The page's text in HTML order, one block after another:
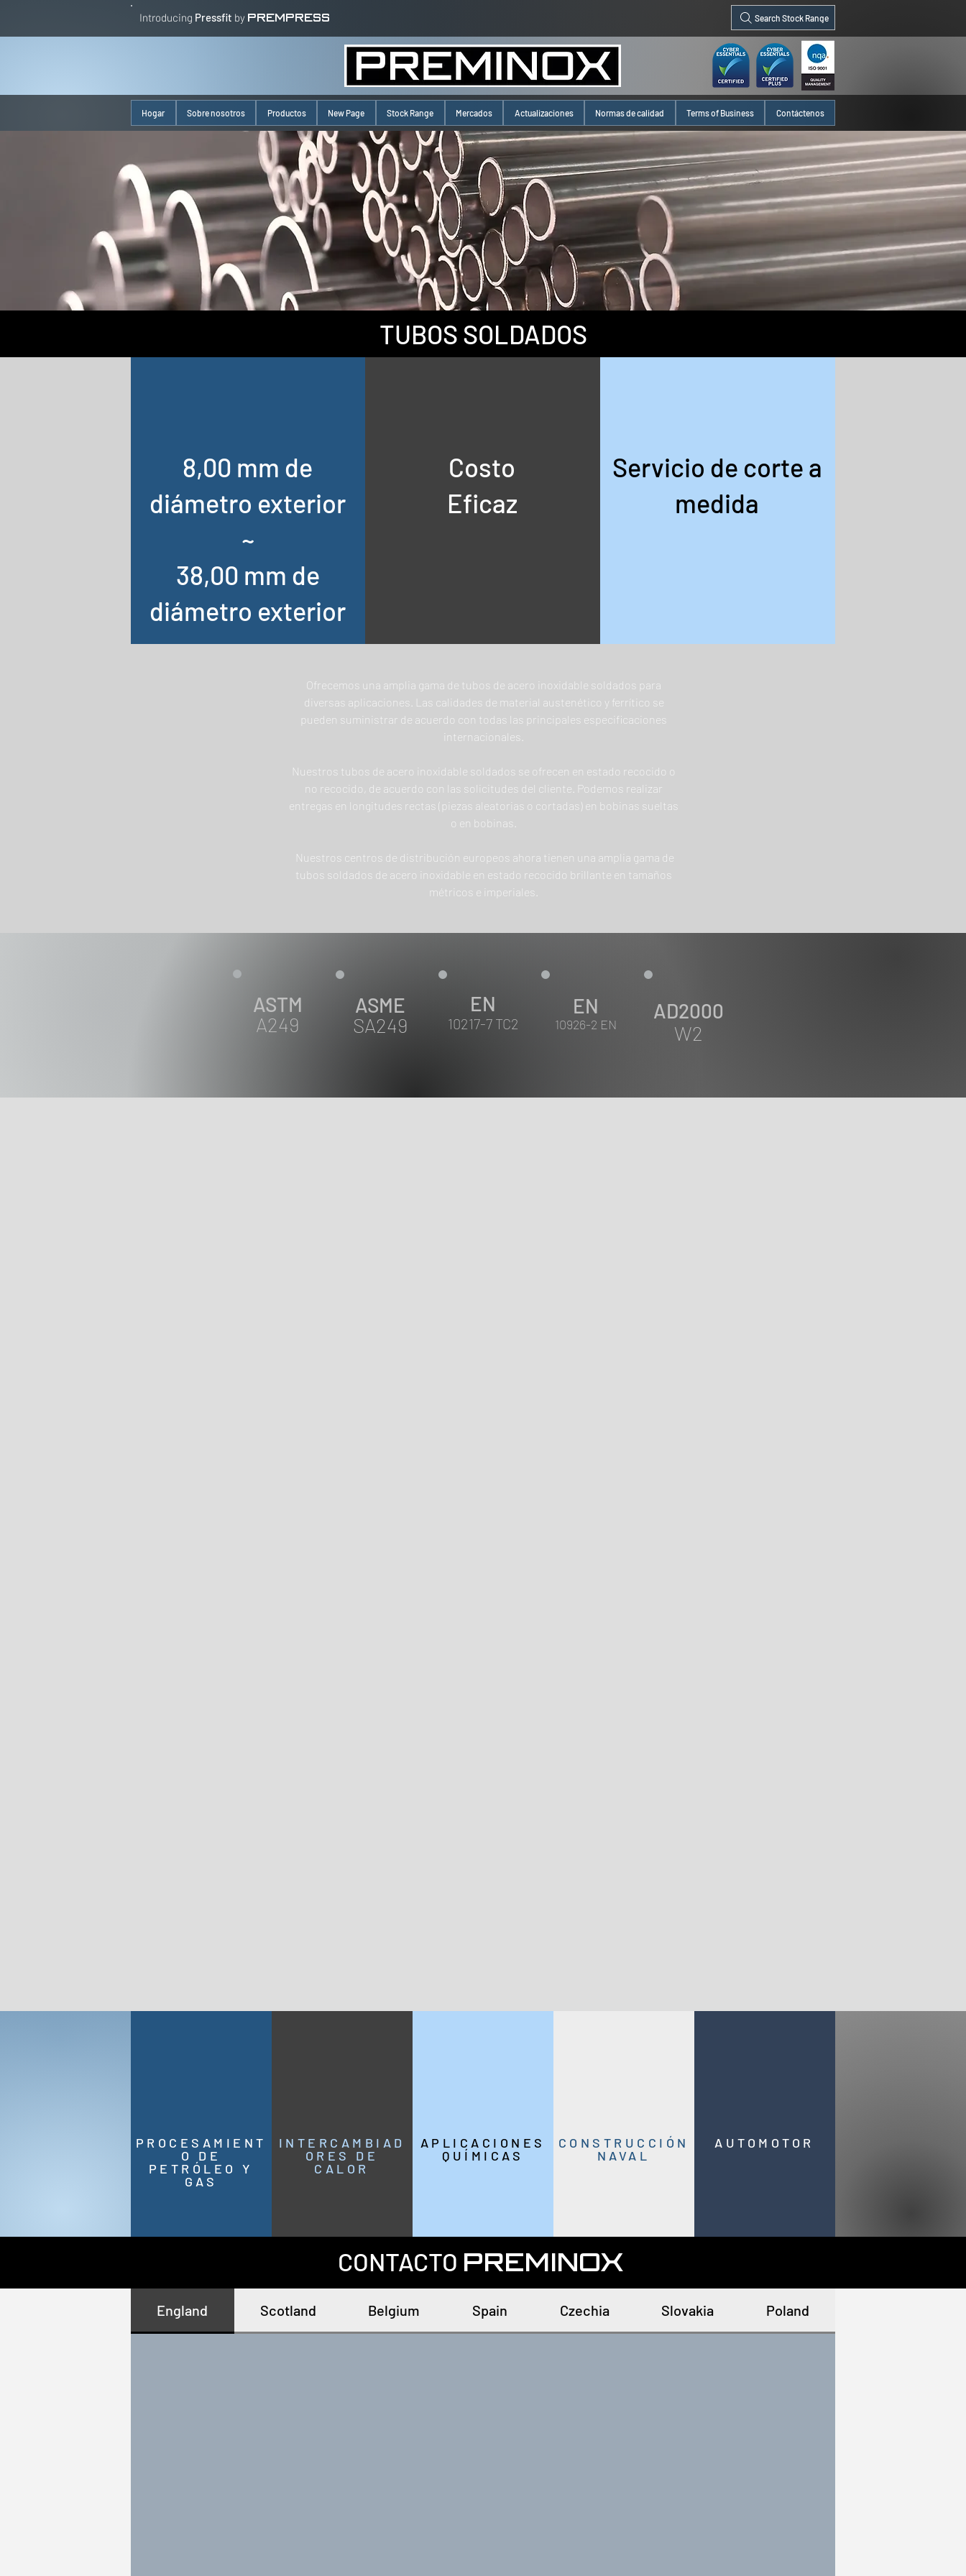
Introducing Pressfit by PREMPRESS Search Stock Range
Hogar Sobre nosotros Productos New Page Stock Range Mercados Actualizaciones Normas de calidad Terms of Business Contáctenos
TUBOS SOLDADOS
8,00 mm de
diámetro exterior
~
38,00 mm de
diámetro exterior
Costo
Eficaz
Servicio de corte a
medida
Ofrecemos una amplia gama de tubos de acero inoxidable soldados para
diversas aplicaciones. Las calidades de material austenético y ferrítico se
pueden suministrar de acuerdo con todas las principales especificaciones
internacionales.
Nuestros tubos de acero inoxidable soldados se ofrecen en estado recocido o
no recocido, de acuerdo con las solicitudes del cliente. Podemos realizar
entregas en longitudes rectas (piezas aleatorias o cortadas) en bobinas sueltas
o en bobinas.
Nuestros centros de distribución europeos ahora tienen una amplia gama de
tubos soldados de acero inoxidable en estado recocido brillante en tamaños
métricos e imperiales.
ASTM
A249
ASME
SA249
EN
10217-7 TC2
EN
10926-2 EN
AD2000
W2
PROCESAMIENT
O DE
PETRÓLEO Y
GAS
INTERCAMBIAD
ORES DE
CALOR
APLICACIONES
QUÍMICAS
CONSTRUCCIÓN
NAVAL
AUTOMOTOR
CONTACTO PREMINOX
England Scotland Belgium Spain Czechia Slovakia Poland